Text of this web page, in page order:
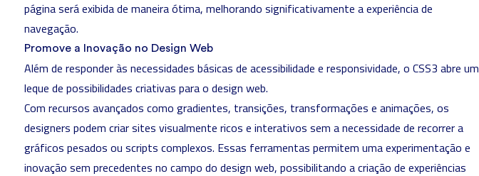
página será exibida de maneira ótima, melhorando significativamente a experiência de
navegação.
Promove a Inovação no Design Web
Além de responder às necessidades básicas de acessibilidade e responsividade, o CSS3 abre um
leque de possibilidades criativas para o design web.
Com recursos avançados como gradientes, transições, transformações e animações, os
designers podem criar sites visualmente ricos e interativos sem a necessidade de recorrer a
gráficos pesados ou scripts complexos. Essas ferramentas permitem uma experimentação e
inovação sem precedentes no campo do design web, possibilitando a criação de experiências